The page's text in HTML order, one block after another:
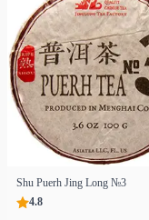
Shu Puerh Jing Long №3
4.8